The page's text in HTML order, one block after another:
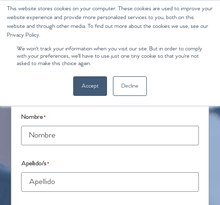
This website stores cookies on your computer. These cookies are used to improve your
website experience and provide more personalized services to you, both on this
website and through other media. To find out more about the cookies we use, see our
Privacy Policy.
We won't track your information when you visit our site. But in order to comply
with your preferences, we'll have to use just one tiny cookie so that you're not
asked to make this choice again.
Accept Decline
REGISTRARSE
Nombre*
Apellido/s*